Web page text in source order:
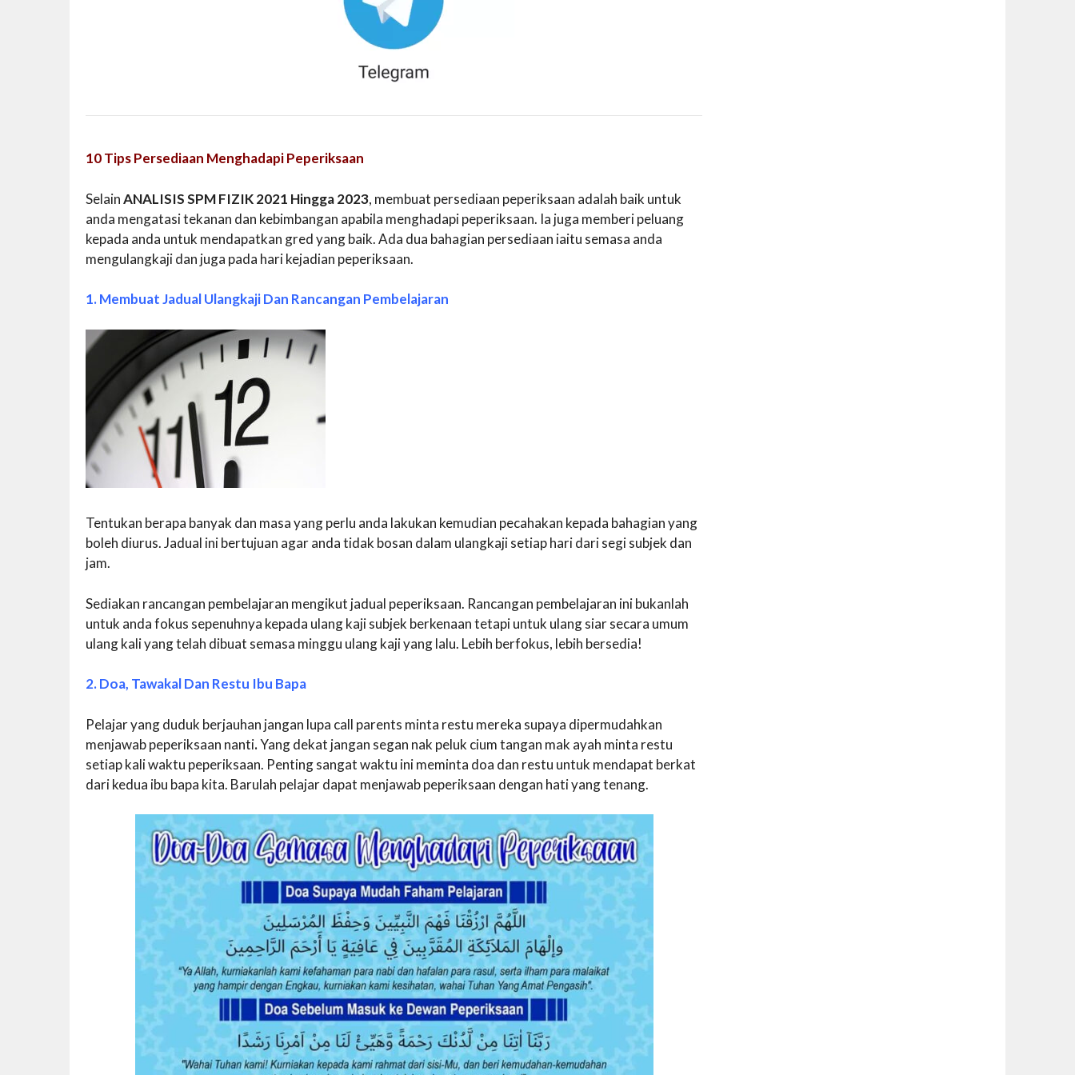
10 Tips Persediaan Menghadapi Peperiksaan
SelainANALISIS SPM FIZIK 2021 Hingga 2023, membuat persediaan peperiksaan adalah baik untuk
anda mengatasi tekanan dan kebimbangan apabila menghadapi peperiksaan. Ia juga memberi peluang
kepada anda untuk mendapatkan gred yang baik. Ada dua bahagian persediaan iaitu semasa anda
mengulangkaji dan juga pada hari kejadian peperiksaan.
1. Membuat Jadual Ulangkaji Dan Rancangan Pembelajaran
Tentukan berapa banyak dan masa yang perlu anda lakukan kemudian pecahakan kepada bahagian yang
boleh diurus. Jadual ini bertujuan agar anda tidak bosan dalam ulangkaji setiap hari dari segi subjek dan
jam.
Sediakan rancangan pembelajaran mengikut jadual peperiksaan. Rancangan pembelajaran ini bukanlah
untuk anda fokus sepenuhnya kepada ulang kaji subjek berkenaan tetapi untuk ulang siar secara umum
ulang kali yang telah dibuat semasa minggu ulang kaji yang lalu. Lebih berfokus, lebih bersedia!
2. Doa, Tawakal Dan Restu Ibu Bapa
Pelajar yang duduk berjauhan jangan lupa call parents minta restu mereka supaya dipermudahkan
menjawab peperiksaan nanti.Yang dekat jangan segan nak peluk cium tangan mak ayah minta restu
setiap kali waktu peperiksaan. Penting sangat waktu ini meminta doa dan restu untuk mendapat berkat
dari kedua ibu bapa kita. Barulah pelajar dapat menjawab peperiksaan dengan hati yang tenang.